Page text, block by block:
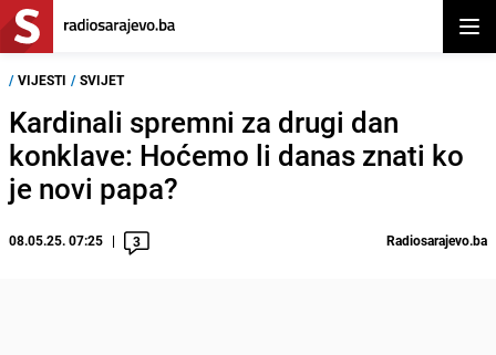
/ VIJESTI / SVIJET
Kardinali spremni za drugi dan
konklave: Hoćemo li danas znati ko
je novi papa?
08.05.25. 07:25 3 Radiosarajevo.ba